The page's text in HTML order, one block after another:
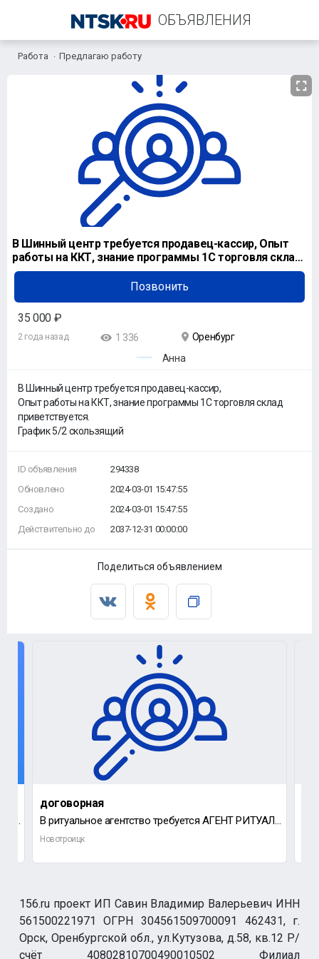
ОБЪЯВЛЕНИЯ
+7 (961) 925-51-41
Работа Предлагаю работу
В Шинный центр требуется продавец-кассир, Опыт
работы на ККТ, знание программы 1С торговля склад
пр
Позвонить
35 000 ₽
2 года назад 1 336
Оренбург
Анна
В Шинный центр требуется продавец-кассир,
Опыт работы на ККТ, знание программы 1С торговля склад
приветствуется.
График 5/2 скользящий
ID объявления
Обновлено
Создано
Действительно до
294338
2024-03-01 15:47:55
2024-03-01 15:47:55
2037-12-31 00:00:00
Поделиться объявлением
Требуется водитель категории B с прицепом легковым.
договорная
В ритуальное агентство требуется АГЕНТ РИТУАЛЬНЫХ УСЛУГ, с личным автомобилем.
Новотроицк
156.ru проект ИП Савин Владимир Валерьевич ИНН
561500221971 ОГРН 304561509700091 462431, г.
Орск, Оренбургской обл., ул.Кутузова, д.58, кв.12 Р/
счёт 40802810700490010502 Филиал